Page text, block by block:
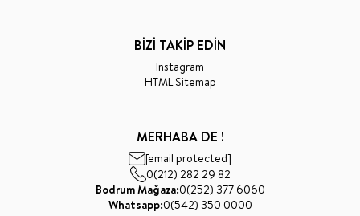
BİZİ TAKİP EDİN
Instagram
HTML Sitemap
MERHABA DE !
[email protected]
0(212) 282 29 82
Bodrum Mağaza:0(252) 377 6060
Whatsapp:0(542) 350 0000